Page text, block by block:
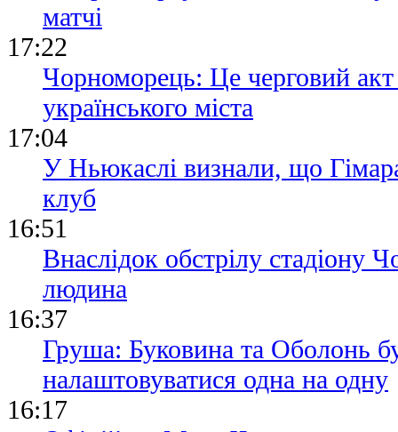
матчі
17:22
Чорноморець: Це черговий
українського міста
17:04
У Ньюкаслі визнали, що
клуб
16:51
Внаслідок обстрілу стадіону
людина
16:37
Груша: Буковина та Оболонь
налаштовуватися одна на одну
16:17